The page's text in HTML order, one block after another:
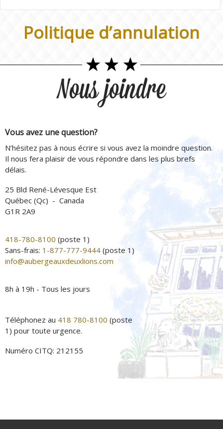
Politique d’annulation
Nous joindre
Vous avez une question?
N’hésitez pas à nous écrire si vous avez la moindre question.
Il nous fera plaisir de vous répondre dans les plus brefs
délais.
25 Bld René-Lévesque Est
Québec (Qc) - Canada
G1R 2A9
418-780-8100 (poste 1)
Sans-frais: 1-877-777-9444 (poste 1)
info@aubergeauxdeuxlions.com
8h à 19h - Tous les jours
Téléphonez au 418 780-8100 (poste
1) pour toute urgence.
Numéro CITQ: 212155